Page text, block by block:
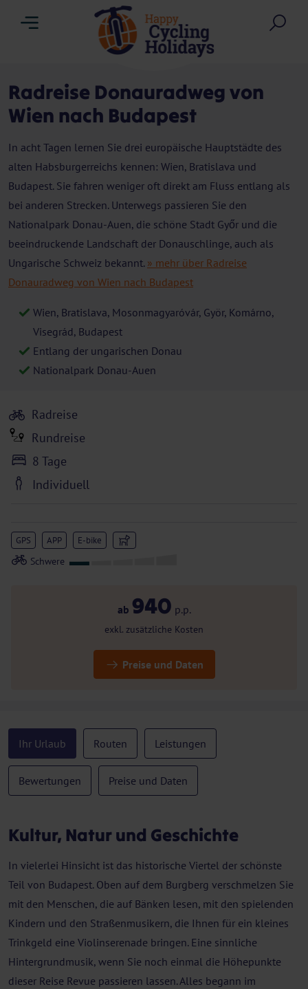
Radreise Donauradweg von
Wien nach Budapest
In acht Tagen lernen Sie drei europäische Hauptstädte des
alten Habsburgerreichs kennen: Wien, Bratislava und
Budapest. Sie fahren weniger oft direkt am Fluss entlang als
bei anderen Strecken. Unterwegs passieren Sie den
Nationalpark Donau-Auen, die schöne Stadt Győr und die
beeindruckende Landschaft der Donauschlinge, auch als
Ungarische Schweiz bekannt. » mehr über Radreise
Donauradweg von Wien nach Budapest
Wien, Bratislava, Mosonmagyaróvár, Györ, Komárno,
Visegrád, Budapest
Entlang der ungarischen Donau
Nationalpark Donau-Auen
GPS APP E-bike
Radreise
Rundreise
8 Tage
Individuell
ab 940 p.p.
exkl. zusätzliche Kosten
Preise und Daten
Ihr Urlaub Routen Leistungen
Bewertungen Preise und Daten
Kultur, Natur und Geschichte
In vielerlei Hinsicht ist das historische Viertel der schönste
Teil von Budapest. Oben auf dem Burgberg verschmelzen Sie
mit den Menschen, die auf Bänken lesen, mit den spielenden
Kindern und den Straßenmusikern, die Ihnen für ein kleines
Trinkgeld eine Violinserenade bringen. Eine sinnliche
Hintergrundmusik, wenn Sie noch einmal die Höhepunkte
dieser Reise Revue passieren lassen. Alles begann im